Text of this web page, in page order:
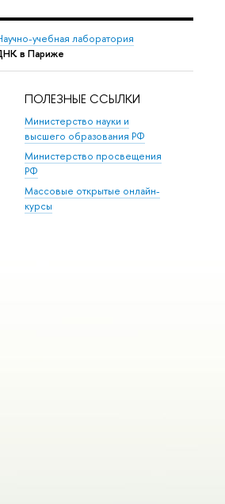
учебная лаборатория
в Париже
ПОЛЕЗНЫЕ ССЫЛКИ
Министерство науки и
высшего образования РФ
Министерство просвещения
РФ
Массовые открытые онлайн-
курсы